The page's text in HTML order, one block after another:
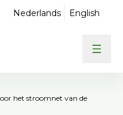
Nederlands English
het stroomnet van de